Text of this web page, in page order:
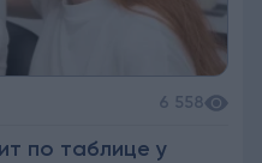
6 558
по таблице у